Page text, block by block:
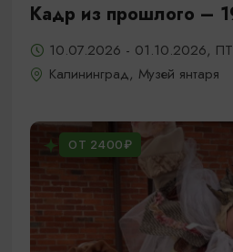
Кадр из прошлого –
10.07.2026 - 01.10.2026,
Калининград, Музей янтаря
ОТ 2400₽